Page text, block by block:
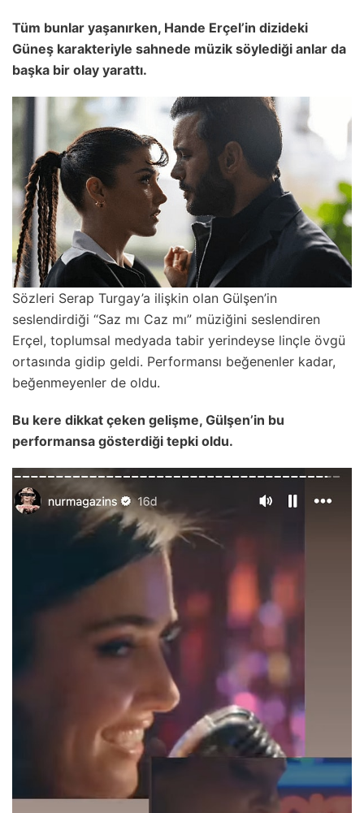
Tüm bunlar yaşanırken, Hande Erçel’in dizideki
Güneş karakteriyle sahnede müzik söylediği anlar da
başka bir olay yarattı.
Sözleri Serap Turgay’a ilişkin olan Gülşen’in
seslendirdiği “Saz mı Caz mı” müziğini seslendiren
Erçel, toplumsal medyada tabir yerindeyse linçle övgü
ortasında gidip geldi. Performansı beğenenler kadar,
beğenmeyenler de oldu.
Bu kere dikkat çeken gelişme, Gülşen’in bu
performansa gösterdiği tepki oldu.